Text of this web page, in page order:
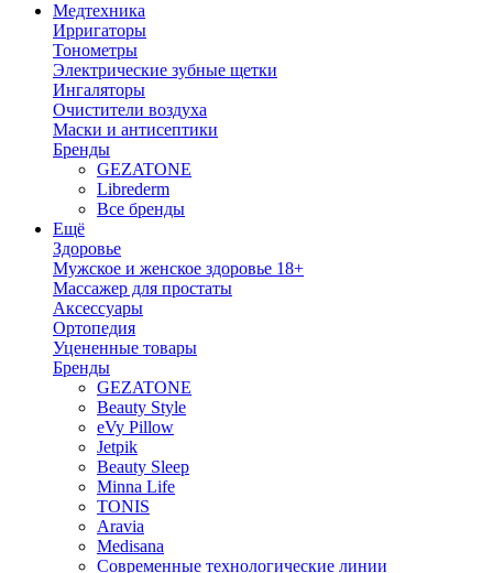
Медтехника
Ирригаторы
Тонометры
Электрические зубные щетки
Ингаляторы
Очистители воздуха
Маски и антисептики
Бренды
GEZATONE
Librederm
Все бренды
Ещё
Здоровье
Мужское и женское здоровье 18+
Массажер для простаты
Аксессуары
Ортопедия
Уцененные товары
Бренды
GEZATONE
Beauty Style
eVy Pillow
Jetpik
Beauty Sleep
Minna Life
TONIS
Aravia
Medisana
Современные технологические линии